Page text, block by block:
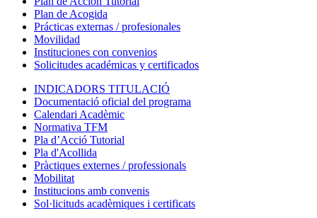
Plan de Acogida
Prácticas externas / profesionales
Movilidad
Instituciones con convenios
Solicitudes académicas y certificados
INDICADORS TITULACIÓ
Documentació oficial del programa
Calendari Acadèmic
Normativa TFM
Pla d’Acció Tutorial
Pla d'Acollida
Pràctiques externes / professionals
Mobilitat
Institucions amb convenis
Sol·licituds acadèmiques i certificats